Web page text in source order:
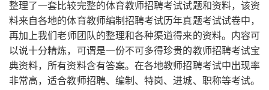
整理了一套比较完整的体育教师招聘考试试题和资料，该资
料来自各地的体育教师编制招聘考试历年真题考试试卷中，
再加上我们老师 团队的整理和各种渠道得来的资料。内容可
以说十分精炼，可谓是一份不可多得珍贵的教师招聘考试宝
典资料，所有资料含有答案。在各地教师招聘考试中出现率
非常高，适合教师招聘、编制、特岗、进城、职称等考试。